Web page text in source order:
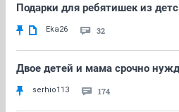
Подарки для ребятишек из
Eka26 32
Двое детей и мама срочно
serhio113 174